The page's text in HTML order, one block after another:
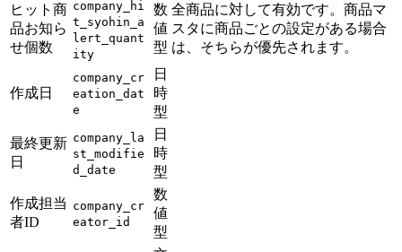
ヒット商
品お知ら
せ個数
company_hi
t_syohin_a
lert_quant
ity
数
値
型
全商品に対して有効です。商品マ
スタに商品ごとの設定がある場合
は、そちらが優先されます。
作成日
company_cr
eation_dat
e
日
時
型
最終更新
日
company_la
st_modifie
d_date
日
時
型
作成担当
者ID
company_cr
eator_id
数
値
型